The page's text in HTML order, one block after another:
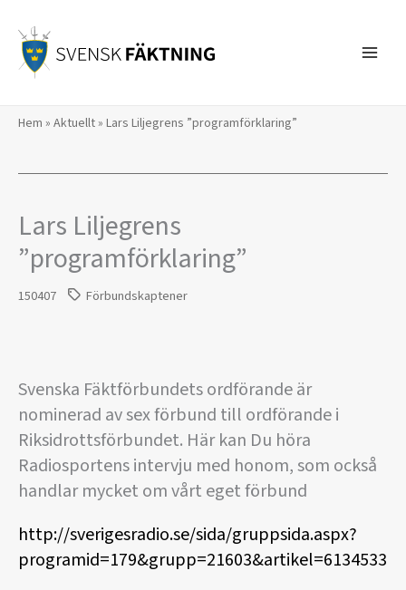
innehåll
Hem » Aktuellt» ​Lars Liljegrens ”programförklaring”
​Lars Liljegrens
”programförklaring”
150407 Förbundskaptener
Svenska Fäktförbundets ordförande är
nominerad av sex förbund till ordförande i
Riksidrottsförbundet. Här kan Du höra
Radiosportens intervju med honom, som också
handlar mycket om vårt eget förbund
http://sverigesradio.se/sida/gruppsida.aspx?
programid=179&grupp=21603&artikel=6134533